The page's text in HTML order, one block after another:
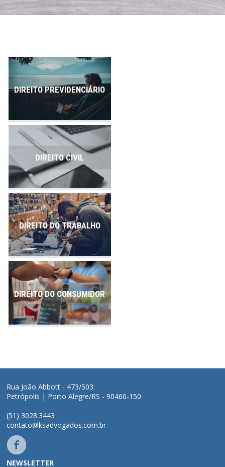
Profissionais
Contato
DIREITO PREVIDENCIÁRIO
DIREITO CIVIL
DIREITO DO TRABALHO
DIREITO DO CONSUMIDOR
Rua João Abbott - 473/503
Petrópolis | Porto Alegre/RS - 90460-150
(51) 3028.3443
contato@ksadvogados.com.br
NEWSLETTER